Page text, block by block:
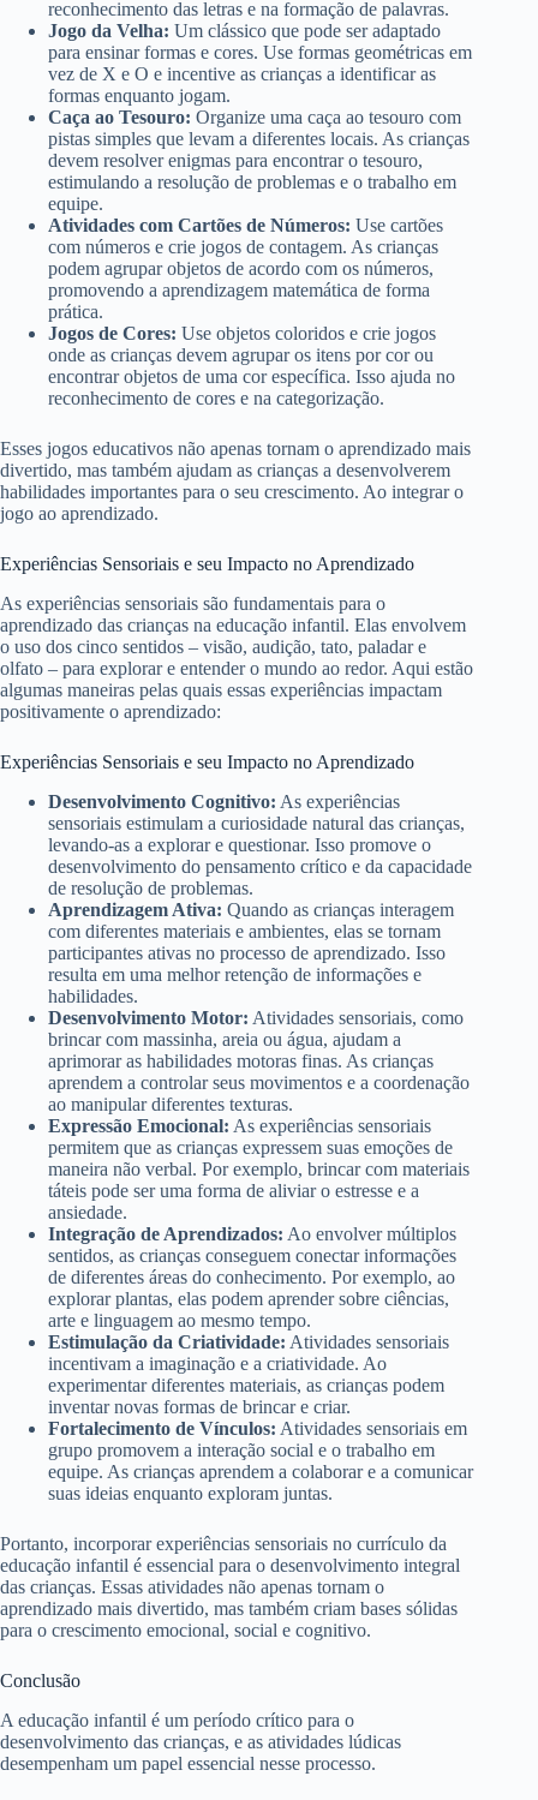
reconhecimento das letras e na formação de palavras.
Jogo da Velha: Um clássico que pode ser adaptado
para ensinar formas e cores. Use formas geométricas em
vez de X e O e incentive as crianças a identificar as
formas enquanto jogam.
Caça ao Tesouro: Organize uma caça ao tesouro com
pistas simples que levam a diferentes locais. As crianças
devem resolver enigmas para encontrar o tesouro,
estimulando a resolução de problemas e o trabalho em
equipe.
Atividades com Cartões de Números: Use cartões
com números e crie jogos de contagem. As crianças
podem agrupar objetos de acordo com os números,
promovendo a aprendizagem matemática de forma
prática.
Jogos de Cores: Use objetos coloridos e crie jogos
onde as crianças devem agrupar os itens por cor ou
encontrar objetos de uma cor específica. Isso ajuda no
reconhecimento de cores e na categorização.
Esses jogos educativos não apenas tornam o aprendizado mais
divertido, mas também ajudam as crianças a desenvolverem
habilidades importantes para o seu crescimento. Ao integrar o
jogo ao aprendizado.
Experiências Sensoriais e seu Impacto no Aprendizado
As experiências sensoriais são fundamentais para o
aprendizado das crianças na educação infantil. Elas envolvem
o uso dos cinco sentidos – visão, audição, tato, paladar e
olfato – para explorar e entender o mundo ao redor. Aqui estão
algumas maneiras pelas quais essas experiências impactam
positivamente o aprendizado:
Experiências Sensoriais e seu Impacto no Aprendizado
Desenvolvimento Cognitivo: As experiências
sensoriais estimulam a curiosidade natural das crianças,
levando-as a explorar e questionar. Isso promove o
desenvolvimento do pensamento crítico e da capacidade
de resolução de problemas.
Aprendizagem Ativa: Quando as crianças interagem
com diferentes materiais e ambientes, elas se tornam
participantes ativas no processo de aprendizado. Isso
resulta em uma melhor retenção de informações e
habilidades.
Desenvolvimento Motor: Atividades sensoriais, como
brincar com massinha, areia ou água, ajudam a
aprimorar as habilidades motoras finas. As crianças
aprendem a controlar seus movimentos e a coordenação
ao manipular diferentes texturas.
Expressão Emocional: As experiências sensoriais
permitem que as crianças expressem suas emoções de
maneira não verbal. Por exemplo, brincar com materiais
táteis pode ser uma forma de aliviar o estresse e a
ansiedade.
Integração de Aprendizados: Ao envolver múltiplos
sentidos, as crianças conseguem conectar informações
de diferentes áreas do conhecimento. Por exemplo, ao
explorar plantas, elas podem aprender sobre ciências,
arte e linguagem ao mesmo tempo.
Estimulação da Criatividade: Atividades sensoriais
incentivam a imaginação e a criatividade. Ao
experimentar diferentes materiais, as crianças podem
inventar novas formas de brincar e criar.
Fortalecimento de Vínculos: Atividades sensoriais em
grupo promovem a interação social e o trabalho em
equipe. As crianças aprendem a colaborar e a comunicar
suas ideias enquanto exploram juntas.
Portanto, incorporar experiências sensoriais no currículo da
educação infantil é essencial para o desenvolvimento integral
das crianças. Essas atividades não apenas tornam o
aprendizado mais divertido, mas também criam bases sólidas
para o crescimento emocional, social e cognitivo.
Conclusão
A educação infantil é um período crítico para o
desenvolvimento das crianças, e as atividades lúdicas
desempenham um papel essencial nesse processo.